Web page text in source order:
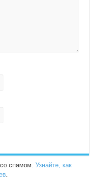
со спамом.Узнайте, как
.